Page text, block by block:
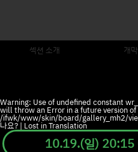
섹션 소개 개
Warning: Use of undefined constant
will throw an Error in a future version of
/ifwk/www/skin/board/gallery_mh2/
나요? | Lost in Translation
10.19.(일) 20:15